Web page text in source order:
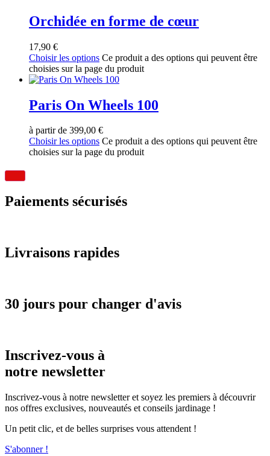
Orchidée en forme de cœur
17,90 €
Choisir les options Ce produit a des options qui peuvent être
choisies sur la page du produit
Paris On Wheels 100
à partir de 399,00 €
Choisir les options Ce produit a des options qui peuvent être
choisies sur la page du produit
Paiements sécurisés
Livraisons rapides
30 jours pour changer d'avis
Inscrivez-vous à
notre newsletter
Inscrivez-vous à notre newsletter et soyez les premiers à découvrir
nos offres exclusives, nouveautés et conseils jardinage !
Un petit clic, et de belles surprises vous attendent !
S'abonner !